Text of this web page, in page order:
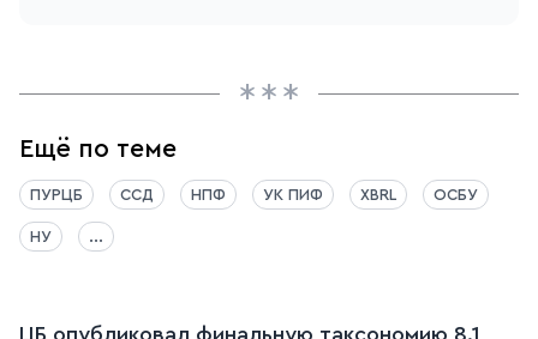
Ещё по теме
ПУРЦБ ССД НПФ УК ПИФ XBRL ОСБУ
НУ ...
ЦБ опубликовал финальную таксономию 8.1